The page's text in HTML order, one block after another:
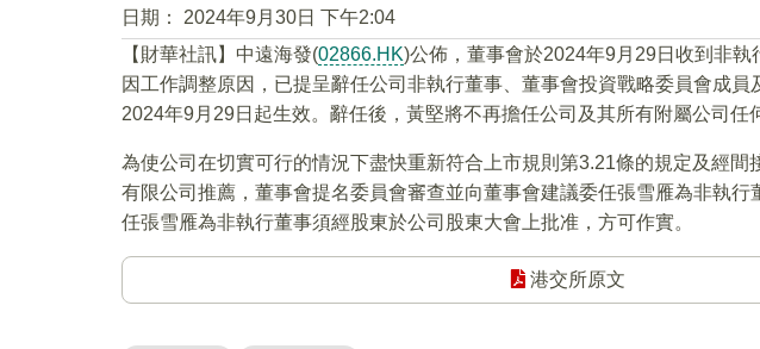
日期：
2024年9月30日 下午2:04
【財華社訊】中遠海發(02866.HK)公佈，董事會於2024年9月29日收到非執
因工作調整原因，已提呈辭任公司非執行董事、董事會投資戰略委員會成員
2024年9月29日起生效。辭任後，黃堅將不再擔任公司及其所有附屬公司任
為使公司在切實可行的情況下盡快重新符合上市規則第3.21條的規定及經間
有限公司推薦，董事會提名委員會審查並向董事會建議委任張雪雁為非執行
任張雪雁為非執行董事須經股東於公司股東大會上批准，方可作實。
港交所原文